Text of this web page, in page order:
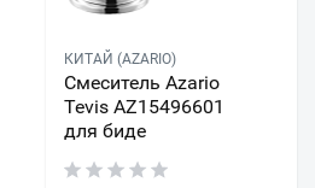
КИТАЙ (AZARIO)
Смеситель Azario
Tevis AZ15496601
для биде